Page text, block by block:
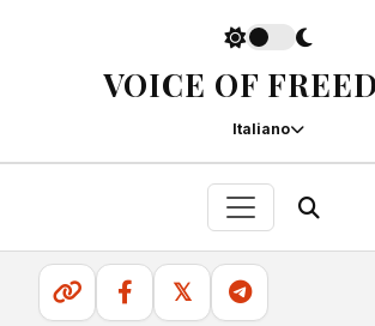
VOICE OF
Italiano
𝕏